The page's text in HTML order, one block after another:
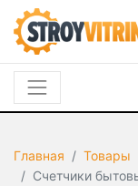
Главная Товары
Счетчики